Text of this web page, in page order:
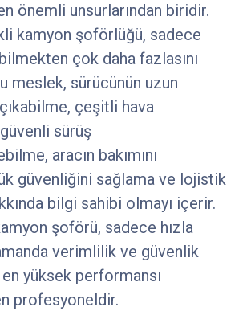
önemli unsurlarından biridir.
kamyon şoförlüğü, sadece
çok daha fazlasını
meslek, sürücünün uzun
çeşitli hava
sürüş
aracın bakımını
güvenliğini sağlama ve lojistik
bilgi sahibi olmayı içerir.
şoförü, sadece hızla
verimlilik ve güvenlik
en yüksek performansı
profesyoneldir.